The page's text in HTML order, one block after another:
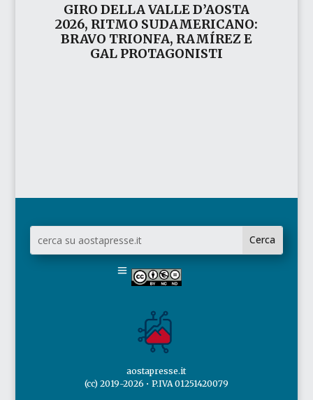
GIRO DELLA VALLE D’AOSTA
2026, RITMO SUDAMERICANO:
BRAVO TRIONFA, RAMÍREZ E
GAL PROTAGONISTI
aostapresse.it
(cc) 2019-2026 • P.IVA 01251420079